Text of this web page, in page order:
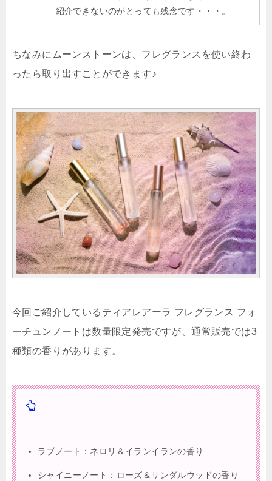
紹介できないのがとっても残念です・・・。
ちなみにムーンストーンは、フレグランスを使い終わ
ったら取り出すことができます♪
今回ご紹介しているティアレアーラ フレグランス フォ
ーチュンノートは数量限定発売ですが、通常販売では3
種類の香りがあります。
ラブノート：ネロリ＆イランイランの香り
シャイニーノート：ローズ＆サンダルウッドの香り